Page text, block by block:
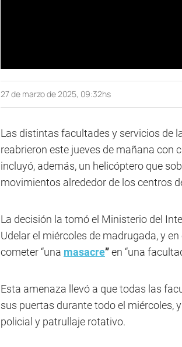
27 de marzo de 2025, 09:32hs
Las distintas facultades y servicios de
reabrieron este jueves de mañana con
incluyó, además, un helicóptero que
movimientos alrededor de los centros
La decisión la tomó el Ministerio del
Udelar el miércoles de madrugada, y
cometer “una masacre”en “una
Esta amenaza llevó a que todas las
sus puertas durante todo el miércoles,
policial y patrullaje rotativo.